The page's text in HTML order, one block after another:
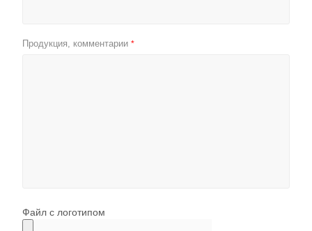
Продукция, комментарии *
Файл с логотипом